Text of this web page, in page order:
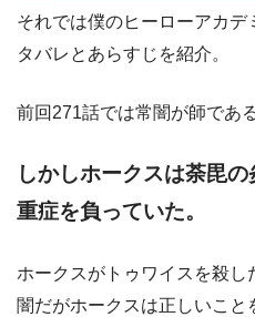
それでは僕のヒーローアカ
タバレとあらすじを紹介。
前回271話では常闇が師であ
しかしホークスは荼毘
重症を負っていた。
ホークスがトゥワイスを殺
闇だがホークスは正しいこ